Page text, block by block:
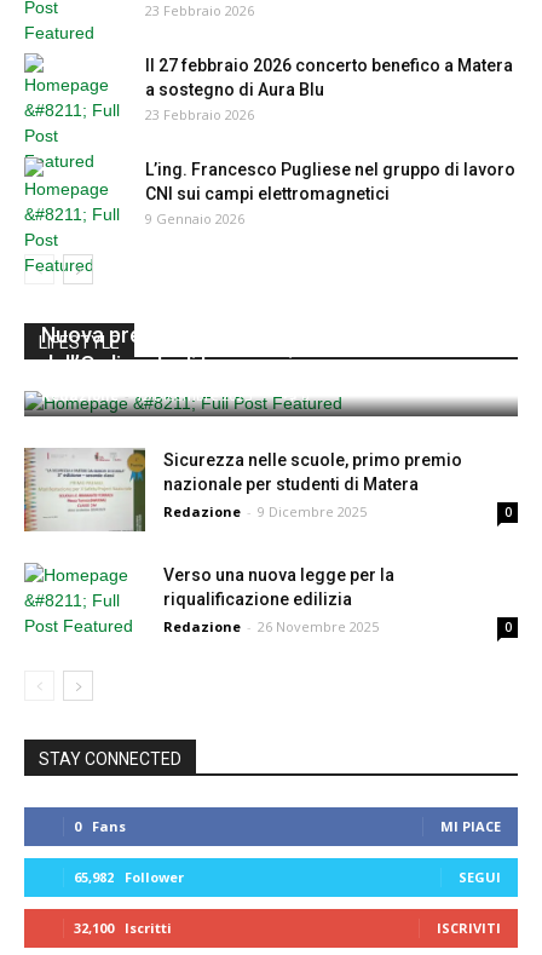
23 Febbraio 2026
Il 27 febbraio 2026 concerto benefico a Matera
a sostegno di Aura Blu
23 Febbraio 2026
L’ing. Francesco Pugliese nel gruppo di lavoro
CNI sui campi elettromagnetici
9 Gennaio 2026
LIFESTYLE
Nuova prefetta a Matera: il benvenuto
dell’Ordine degli Ingegneri
Redazione - 12 Dicembre 2025 0
Sicurezza nelle scuole, primo premio
nazionale per studenti di Matera
Redazione - 9 Dicembre 2025 0
Verso una nuova legge per la
riqualificazione edilizia
Redazione - 26 Novembre 2025 0
STAY CONNECTED
0 Fans MI PIACE
65,982 Follower SEGUI
32,100 Iscritti ISCRIVITI